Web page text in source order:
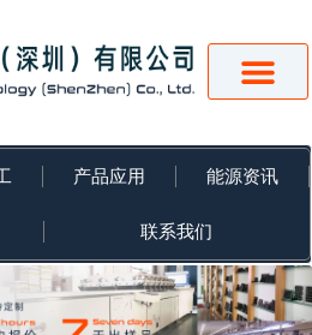
产品应用 能源资讯
联系我们